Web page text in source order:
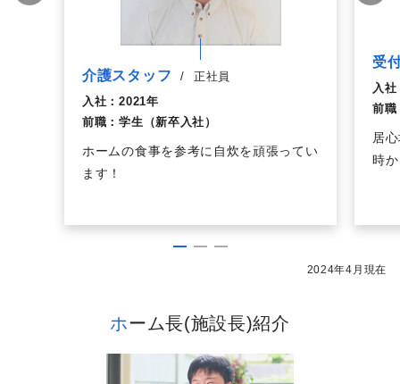
介護スタッフ /
正社員
入社： 2021年
前職： 学生（新卒入社）
ホームの食事を参考に自炊を頑張ってい
ます！
受
入社
前職
居
時
2024年4月現在
ホーム長(施設長)紹介